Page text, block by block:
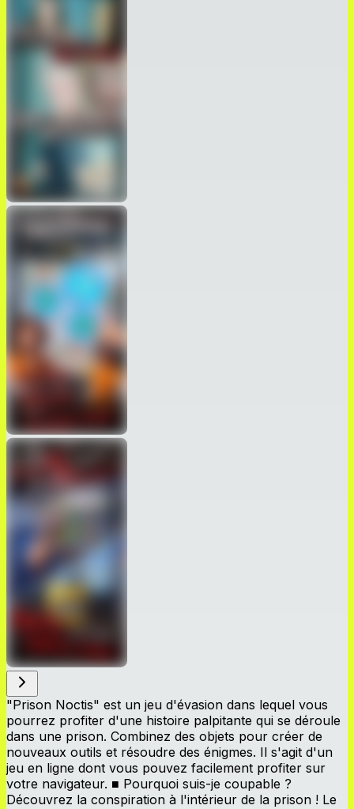
"Prison Noctis" est un jeu d'évasion dans lequel vous
pourrez profiter d'une histoire palpitante qui se déroule
dans une prison. Combinez des objets pour créer de
nouveaux outils et résoudre des énigmes. Il s'agit d'un
jeu en ligne dont vous pouvez facilement profiter sur
votre navigateur. ■ Pourquoi suis-je coupable ?
Découvrez la conspiration à l'intérieur de la prison ! Le